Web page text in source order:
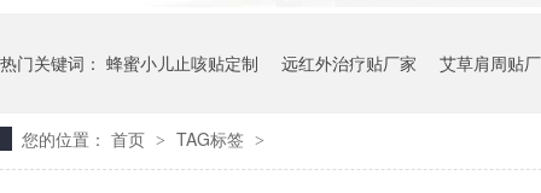
热门关键词： 蜂蜜小儿止咳贴定制 远红外治疗贴厂家 艾草肩周贴
您的位置： 首页 > TAG标签 >